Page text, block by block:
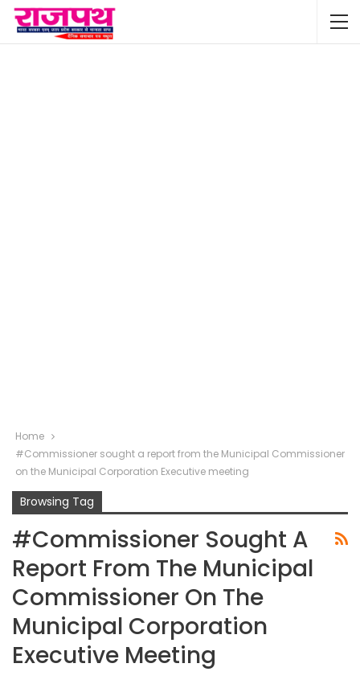
Home
#Commissioner sought a report from the Municipal Commissioner
on the Municipal Corporation Executive meeting
Browsing Tag
#Commissioner Sought A
Report From The Municipal
Commissioner On The
Municipal Corporation
Executive Meeting